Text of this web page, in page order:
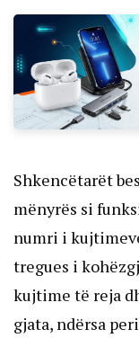
Shkencëtarët
mënyrës si
numri i
tregues i
kujtime të reja
gjata, ndërsa